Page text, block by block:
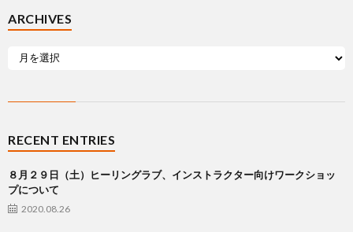
ARCHIVES
RECENT ENTRIES
８月２９日（土）ヒーリングラブ、インストラクター向けワークショッ
プについて
2020.08.26